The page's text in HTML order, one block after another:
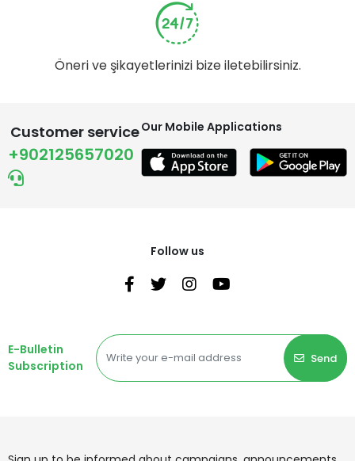
Öneri ve şikayetlerinizi bize iletebilirsiniz.
Customer service
+902125657020
Our Mobile Applications
Follow us
E-Bulletin
Subscription
Send